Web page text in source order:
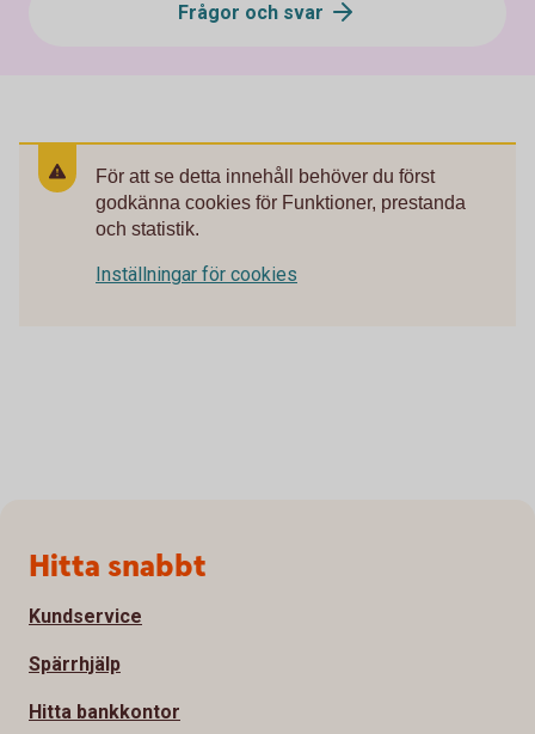
Frågor och svar
För att se detta innehåll behöver du först
godkänna cookies för Funktioner, prestanda
och statistik.
Inställningar för cookies
Sidfot
Hitta snabbt
Kundservice
Spärrhjälp
Hitta bankkontor